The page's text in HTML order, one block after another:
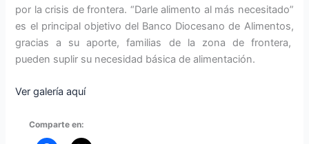
por la crisis de frontera. “Darle alimento al más necesitado”
es el principal objetivo del Banco Diocesano de Alimentos,
gracias a su aporte, familias de la zona de frontera,
pueden suplir su necesidad básica de alimentación.
Ver galería aquí
Comparte en: